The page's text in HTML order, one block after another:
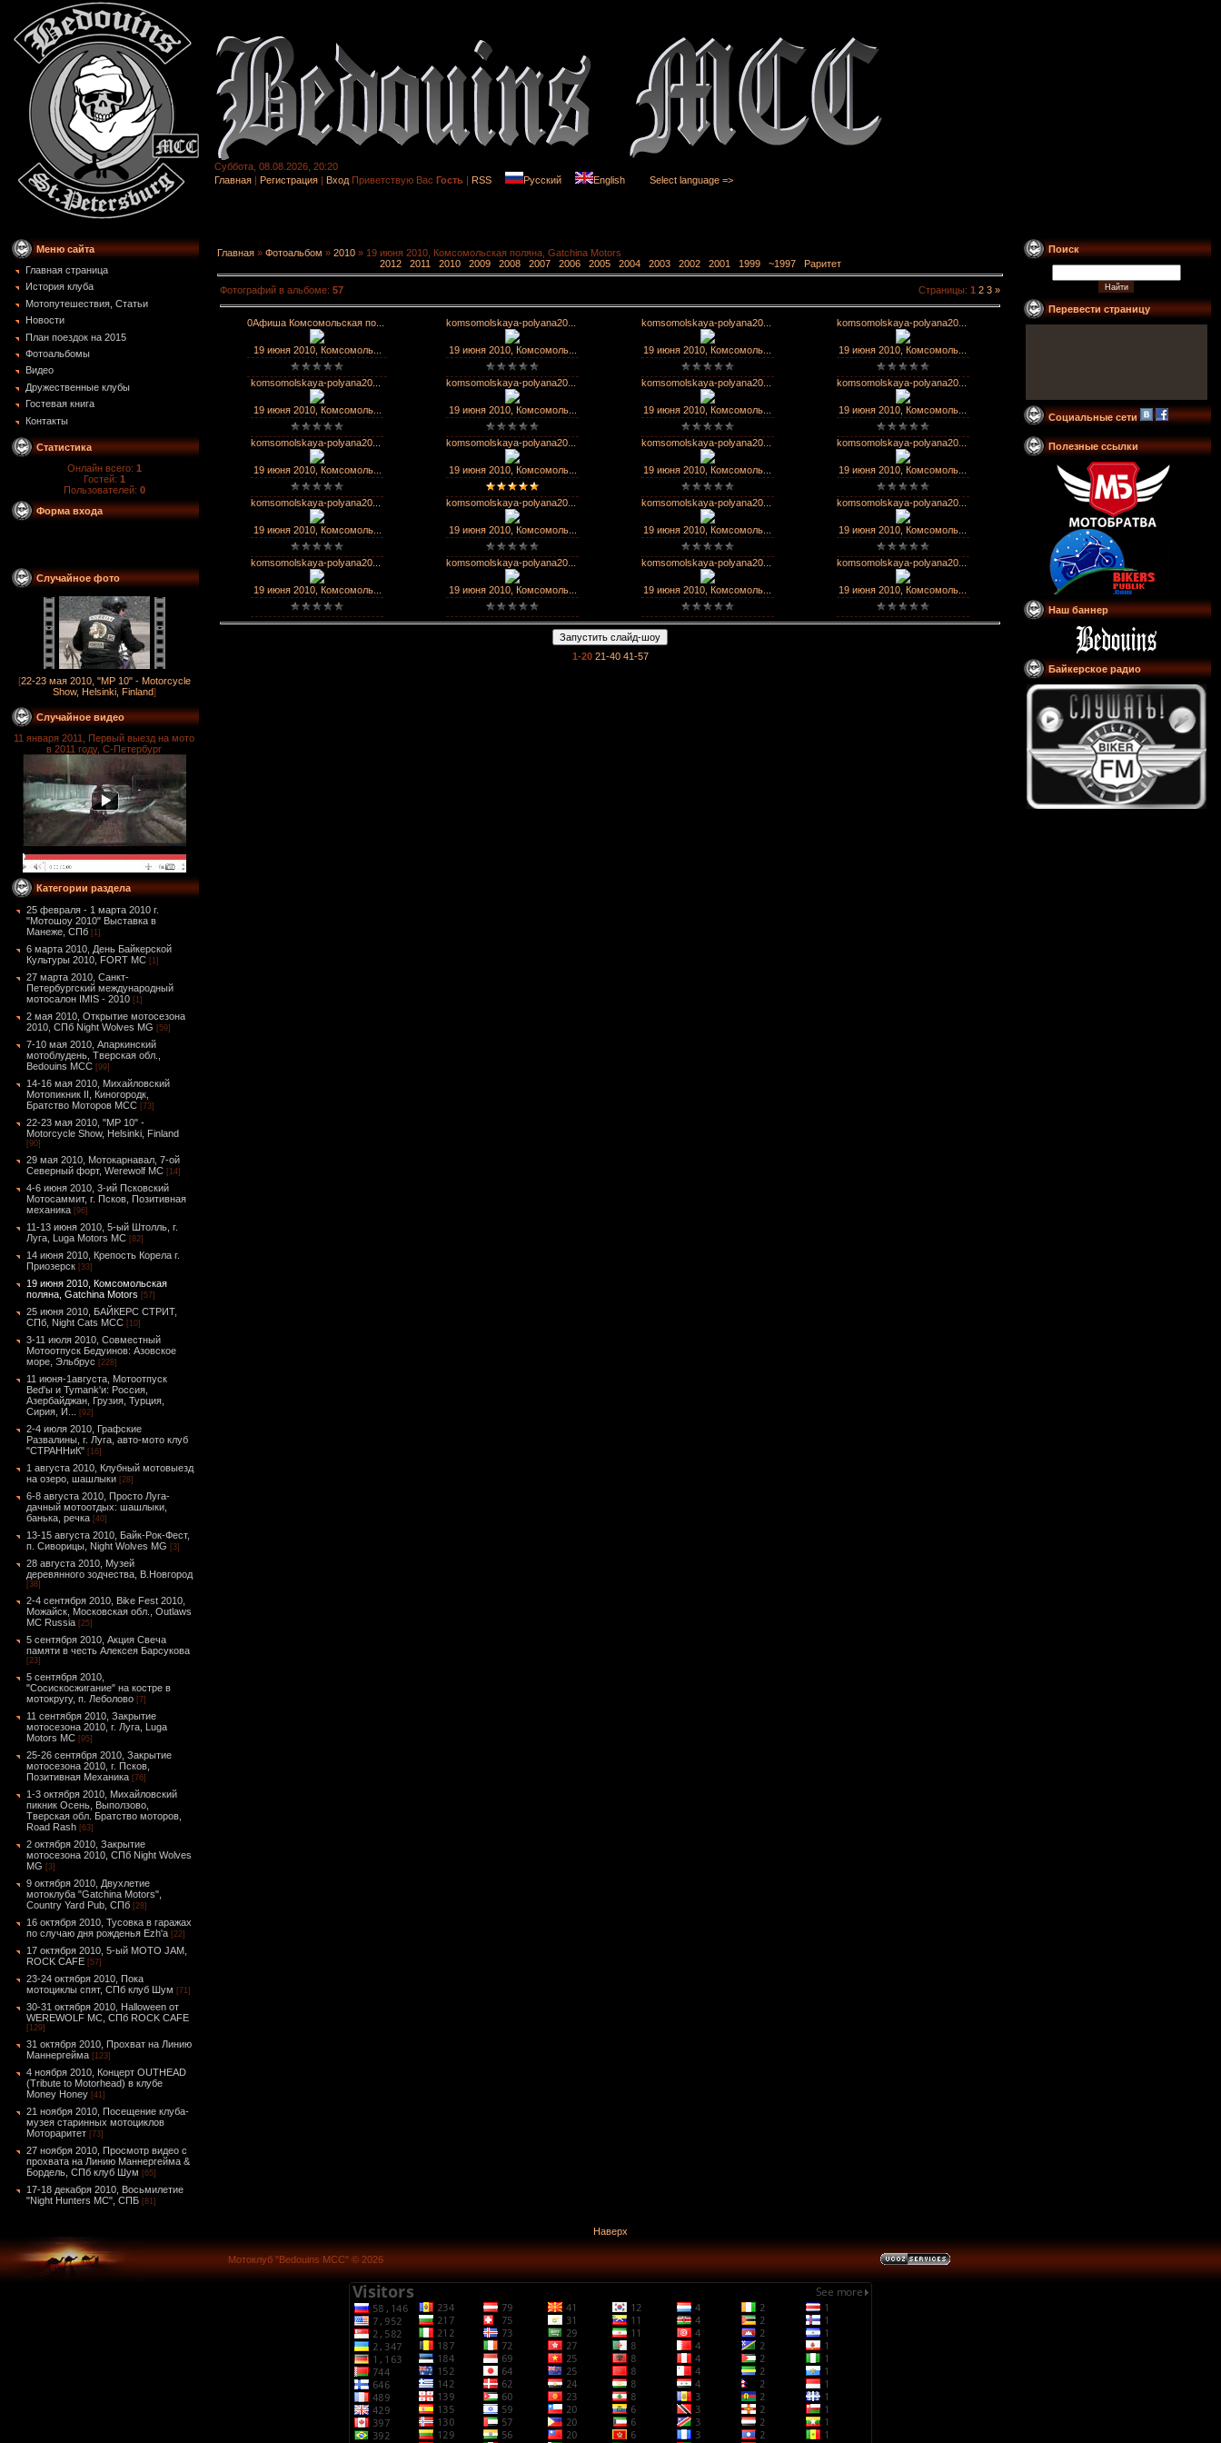
Суббота, 08.08.2026, 20:20
Главная | Регистрация | Вход Приветствую Вас Гость | RSS Русский English Select language =>
Меню сайта
Главная страница
История клуба
Мотопутешествия, Статьи
Новости
План поездок на 2015
Фотоальбомы
Видео
Дружественные клубы
Гостевая книга
Контакты
Статистика
Онлайн всего: 1
Гостей: 1
Пользователей: 0
Форма входа
Случайное фото
[22-23 мая 2010, "MP 10" - Motorcycle
Show, Helsinki, Finland]
Случайное видео
11 января 2011, Первый выезд на мото
в 2011 году, С-Петербург
Категории раздела
25 февраля - 1 марта 2010 г.
"Мотошоу 2010" Выставка в
Манеже, СПб [1]
6 марта 2010, День Байкерской
Культуры 2010, FORT MC [1]
27 марта 2010, Санкт-
Петербургский международный
мотосалон IMIS - 2010 [1]
2 мая 2010, Открытие мотосезона
2010, СПб Night Wolves MG [59]
7-10 мая 2010, Апаркинский
мотоблудень, Тверская обл.,
Bedouins MCC [99]
14-16 мая 2010, Михайловский
Мотопикник II, Киногородк,
Братство Моторов MCC [73]
22-23 мая 2010, "MP 10" -
Motorcycle Show, Helsinki, Finland
[90]
29 мая 2010, Мотокарнавал, 7-ой
Северный форт, Werewolf MC [14]
4-6 июня 2010, 3-ий Псковский
Мотосаммит, г. Псков, Позитивная
механика [96]
11-13 июня 2010, 5-ый Штолль, г.
Луга, Luga Motors MC [82]
14 июня 2010, Крепость Корела г.
Приозерск [33]
19 июня 2010, Комсомольская
поляна, Gatchina Motors [57]
25 июня 2010, БАЙКЕРС СТРИТ,
СПб, Night Cats МСС [10]
3-11 июля 2010, Совместный
Мотоотпуск Бедуинов: Азовское
море, Эльбрус [228]
11 июня-1августа, Мотоотпуск
Bed'ы и Tymank'и: Россия,
Азербайджан, Грузия, Турция,
Сирия, И...
[92]
2-4 июля 2010, Графские
Развалины, г. Луга, авто-мото клуб
"СТРАННиК" [16]
1 августа 2010, Клубный мотовыезд
на озеро, шашлыки [28]
6-8 августа 2010, Просто Луга-
дачный мотоотдых: шашлыки,
банька, речка [40]
13-15 августа 2010, Байк-Рок-Фест,
п. Сиворицы, Night Wolves MG [3]
28 августа 2010, Музей
деревянного зодчества, В.Новгород
[38]
2-4 сентября 2010, Bike Fest 2010,
Можайск, Московская обл., Outlaws
MC Russia [25]
5 сентября 2010, Акция Свеча
памяти в честь Алексея Барсукова
[23]
5 сентября 2010,
"Сосискосжигание" на костре в
мотокругу, п. Леболово [7]
11 сентября 2010, Закрытие
мотосезона 2010, г. Луга, Luga
Motors MC [95]
25-26 сентября 2010, Закрытие
мотосезона 2010, г. Псков,
Позитивная Механика [76]
1-3 октября 2010, Михайловский
пикник Осень, Выползово,
Тверская обл. Братство моторов,
Road Rash [63]
2 октября 2010, Закрытие
мотосезона 2010, СПб Night Wolves
MG [3]
9 октября 2010, Двухлетие
мотоклуба "Gatchina Motors",
Country Yard Pub, СПб [28]
16 октября 2010, Тусовка в гаражах
по случаю дня рожденья Ezh'а [22]
17 октября 2010, 5-ый MOTO JAM,
ROCK CAFE [57]
23-24 октября 2010, Пока
мотоциклы спят, СПб клуб Шум [71]
30-31 октября 2010, Halloween от
WEREWOLF MC, СПб ROCK CAFE
[129]
31 октября 2010, Прохват на Линию
Маннергейма [123]
4 ноября 2010, Концерт OUTHEAD
(Tribute to Motorhead) в клубе
Money Honey [41]
21 ноября 2010, Посещение клуба-
музея старинных мотоциклов
Мотораритет [73]
27 ноября 2010, Просмотр видео с
прохвата на Линию Маннергейма &
Бордель, СПб клуб Шум [65]
17-18 декабря 2010, Восьмилетие
"Night Hunters MC", СПБ [81]
Главная » Фотоальбом » 2010 » 19 июня 2010, Комсомольская поляна, Gatchina Motors
2012
2011 2010 2009 2008 2007 2006 2005 2004 2003 2002 2001 1999 ~1997 Раритет
Фотографий в альбоме: 57 Страницы: 1 2 3 »
0Aфиша Комсомольская по...
19 июня 2010, Комсомоль...
komsomolskaya-polyana20...
19 июня 2010, Комсомоль...
komsomolskaya-polyana20...
19 июня 2010, Комсомоль...
komsomolskaya-polyana20...
19 июня 2010, Комсомоль...
komsomolskaya-polyana20...
19 июня 2010, Комсомоль...
komsomolskaya-polyana20...
19 июня 2010, Комсомоль...
komsomolskaya-polyana20...
19 июня 2010, Комсомоль...
komsomolskaya-polyana20...
19 июня 2010, Комсомоль...
komsomolskaya-polyana20...
19 июня 2010, Комсомоль...
komsomolskaya-polyana20...
19 июня 2010, Комсомоль...
komsomolskaya-polyana20...
19 июня 2010, Комсомоль...
komsomolskaya-polyana20...
19 июня 2010, Комсомоль...
komsomolskaya-polyana20...
19 июня 2010, Комсомоль...
komsomolskaya-polyana20...
19 июня 2010, Комсомоль...
komsomolskaya-polyana20...
19 июня 2010, Комсомоль...
komsomolskaya-polyana20...
19 июня 2010, Комсомоль...
komsomolskaya-polyana20...
19 июня 2010, Комсомоль...
komsomolskaya-polyana20...
19 июня 2010, Комсомоль...
komsomolskaya-polyana20...
19 июня 2010, Комсомоль...
komsomolskaya-polyana20...
19 июня 2010, Комсомоль...
1-20 21-40 41-57
Поиск
Перевести страницу
Социальные сети
Полезные ссылки
Наш баннер
Байкерское радио
Наверх
Мотоклуб "Bedouins MCC" © 2026